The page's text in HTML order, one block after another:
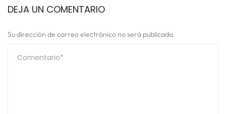
DEJA UN COMENTARIO
Su dirección de correo electrónico no será publicada.